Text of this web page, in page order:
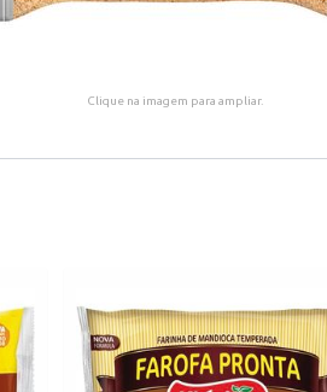
Clique na imagem para ampliar.